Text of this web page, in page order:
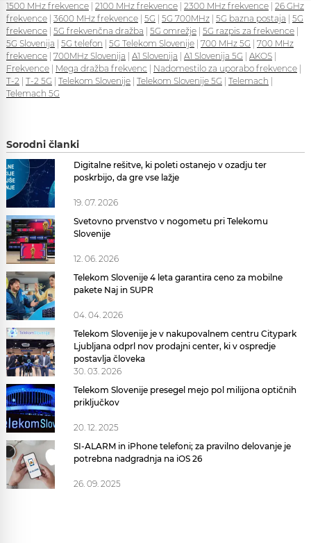
1500 MHz frekvence 2100 MHz frekvence 2300 MHz frekvence 26 GHz
frekvence 3600 MHz frekvence 5G 5G 700MHz 5G bazna postaja
5G
frekvence 5G frekvenčna dražba 5G omrežje 5G razpis za frekvence
5G Slovenija
5G telefon 5G Telekom Slovenije 700 MHz 5G
700 MHz
frekvence 700MHz Slovenija A1 Slovenija A1 Slovenija 5G AKOS
Frekvence
Mega dražba frekvenc Nadomestilo za uporabo frekvence
T-2
T-2 5G Telekom Slovenije Telekom Slovenije 5G Telemach
Telemach 5G
Sorodni članki
Digitalne rešitve, ki poleti ostanejo v ozadju ter
poskrbijo, da gre vse lažje
19. 07. 2026
Svetovno prvenstvo v nogometu pri Telekomu
Slovenije
12. 06. 2026
Telekom Slovenije 4 leta garantira ceno za mobilne
pakete Naj in SUPR
04. 04. 2026
Telekom Slovenije je v nakupovalnem centru Citypark
Ljubljana odprl nov prodajni center, ki v ospredje
postavlja človeka
30. 03. 2026
Telekom Slovenije presegel mejo pol milijona optičnih
priključkov
20. 12. 2025
SI-ALARM in iPhone telefoni; za pravilno delovanje je
potrebna nadgradnja na iOS 26
26. 09. 2025